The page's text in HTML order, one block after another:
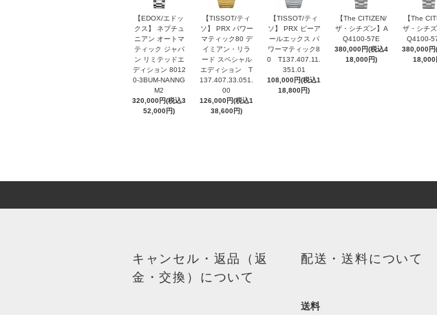
【EDOX/エドッ
クス】 ネプチュ
ニアン オートマ
ティック ジャパ
ン リミテッドエ
ディション 8012
0-3BUM-NANNG
M2
320,000円(税込3
52,000円)
【TISSOT/ティ
ソ】 PRX パワー
マティック80 デ
イミアン・リラ
ード スペシャル
エディション T
137.407.33.051.
00
126,000円(税込1
38,600円)
【TISSOT/ティ
ソ】 PRX ピーア
ールエックス パ
ワーマティック8
0 T137.407.11.
351.01
108,000円(税込1
18,800円)
【The CITIZEN/
ザ・シチズン】A
Q4100-57E
380,000円(税込4
18,000円)
【The
ザ・シチ
Q4100-
380,000円
18,000
キャンセル・返品（返
金・交換）について
配送・送料について
送料